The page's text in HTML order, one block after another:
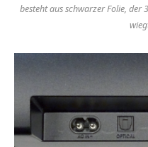
besteht aus schwarzer Folie, der